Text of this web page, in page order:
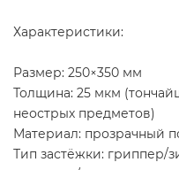
Характеристики:
Размер: 250×350 мм
Толщина: 25 мкм
неострых предметов)
Материал: прозрачный
Тип застёжки: гриппер/